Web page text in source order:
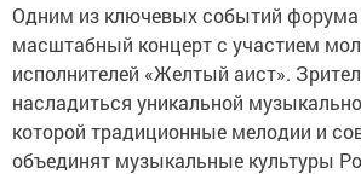
Одним из ключевых событий форума
масштабный концерт с участием
исполнителей «Желтый аист».
насладиться уникальной
которой традиционные мелодии и
объединят музыкальные культуры